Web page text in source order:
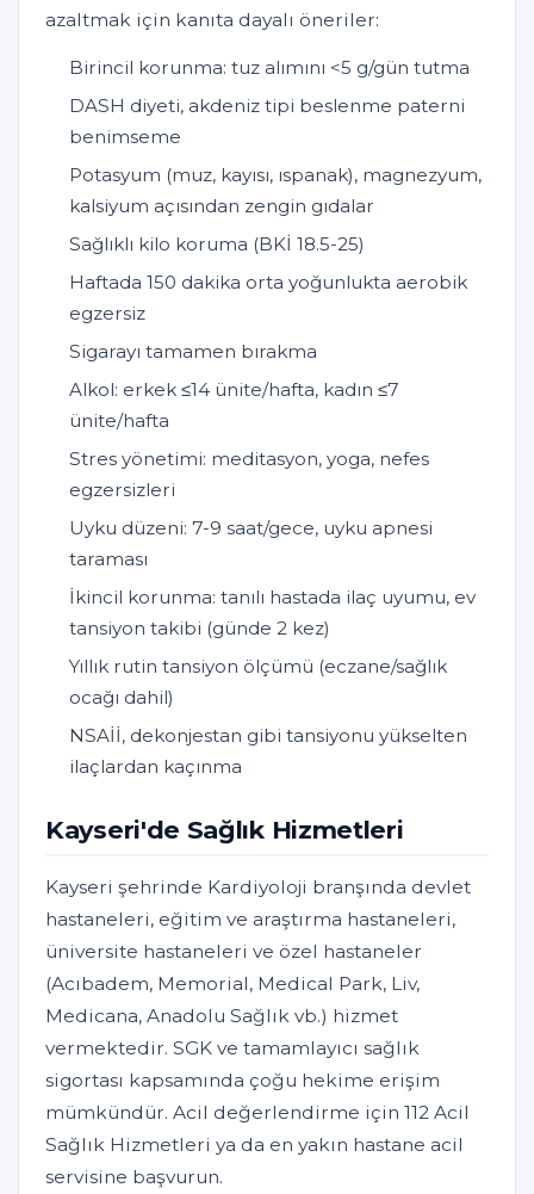
azaltmak için kanıta dayalı öneriler:
Birincil korunma: tuz alımını <5 g/gün tutma
DASH diyeti, akdeniz tipi beslenme paterni
benimseme
Potasyum (muz, kayısı, ıspanak), magnezyum,
kalsiyum açısından zengin gıdalar
Sağlıklı kilo koruma (BKİ 18.5-25)
Haftada 150 dakika orta yoğunlukta aerobik
egzersiz
Sigarayı tamamen bırakma
Alkol: erkek ≤14 ünite/hafta, kadın ≤7
ünite/hafta
Stres yönetimi: meditasyon, yoga, nefes
egzersizleri
Uyku düzeni: 7-9 saat/gece, uyku apnesi
taraması
İkincil korunma: tanılı hastada ilaç uyumu, ev
tansiyon takibi (günde 2 kez)
Yıllık rutin tansiyon ölçümü (eczane/sağlık
ocağı dahil)
NSAİİ, dekonjestan gibi tansiyonu yükselten
ilaçlardan kaçınma
Kayseri'de Sağlık Hizmetleri
Kayseri şehrinde Kardiyoloji branşında devlet
hastaneleri, eğitim ve araştırma hastaneleri,
üniversite hastaneleri ve özel hastaneler
(Acıbadem, Memorial, Medical Park, Liv,
Medicana, Anadolu Sağlık vb.) hizmet
vermektedir. SGK ve tamamlayıcı sağlık
sigortası kapsamında çoğu hekime erişim
mümkündür. Acil değerlendirme için 112 Acil
Sağlık Hizmetleri ya da en yakın hastane acil
servisine başvurun.